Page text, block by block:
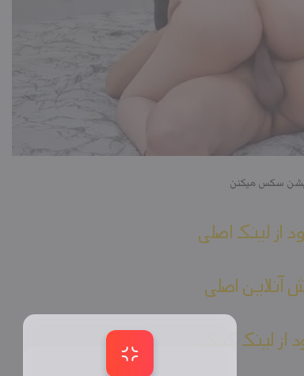
سکس میکنن
از لینک اصلی
آنلاین اصلی
از لینک کمکی